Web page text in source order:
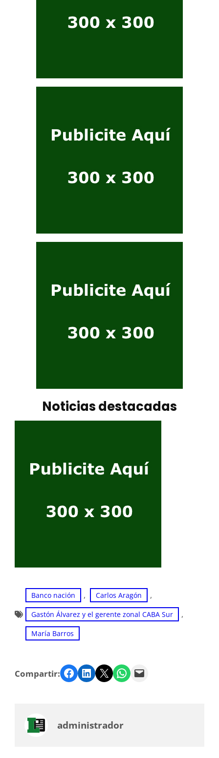
Noticias destacadas
Banco nación , Carlos Aragón ,
Gastón Álvarez y el gerente zonal CABA Sur ,
María Barros
Compartir: Facebook LinkedIn Twitter WhatsApp Email
administrador